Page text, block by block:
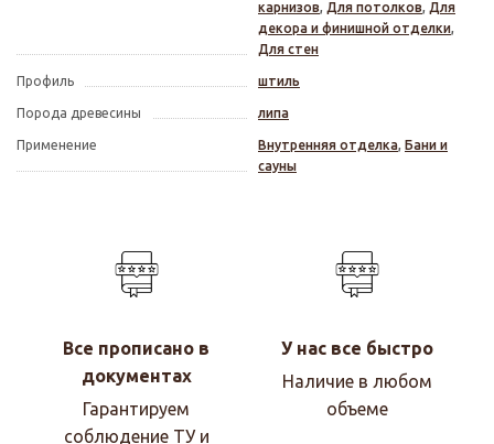
карнизов, Для потолков, Для
декора и финишной отделки,
Для стен
Профиль штиль
Порода древесины липа
Применение Внутренняя отделка, Бани и
сауны
Все прописано в
документах
Гарантируем
соблюдение ТУ и
У нас все быстро
Наличие в любом
объеме